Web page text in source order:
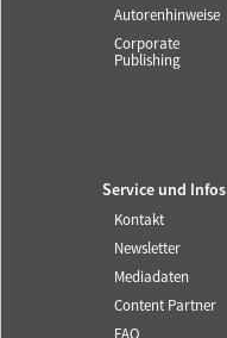
Autorenhinweise
Corporate
Publishing
Service und Infos
Kontakt
Newsletter
Mediadaten
Content Partner